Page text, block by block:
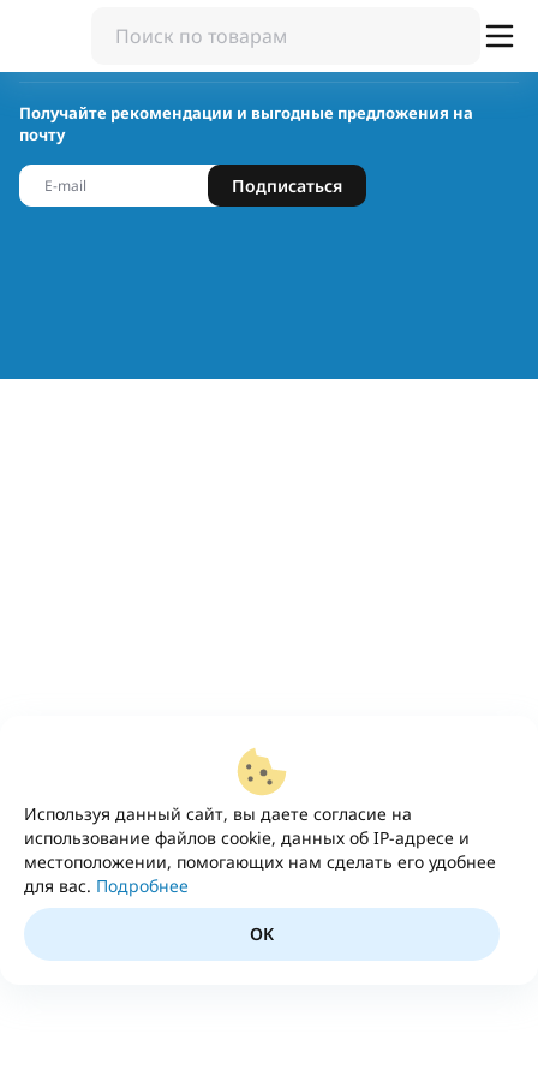
Используя данный сайт, вы даете согласие на
использование файлов cookie, данных об IP-адресе и
местоположении, помогающих нам сделать его удобнее
для вас. Подробнее
OK
Получайте рекомендации и выгодные предложения на
почту
Подписаться